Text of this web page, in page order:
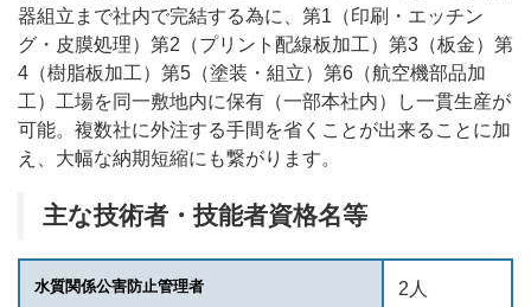
器組立まで社内で完結する為に、第1（印刷・エッチン
グ・皮膜処理）第2（プリント配線板加工）第3（板金）第
4（樹脂板加工）第5（塗装・組立）第6（航空機部品加
工）工場を同一敷地内に保有（一部本社内）し一貫生産が
可能。複数社に外注する手間を省くことが出来ることに加
え、大幅な納期短縮にも繋がります。
主な技術者・技能者資格名等
水質関係公害防止管理者 2人